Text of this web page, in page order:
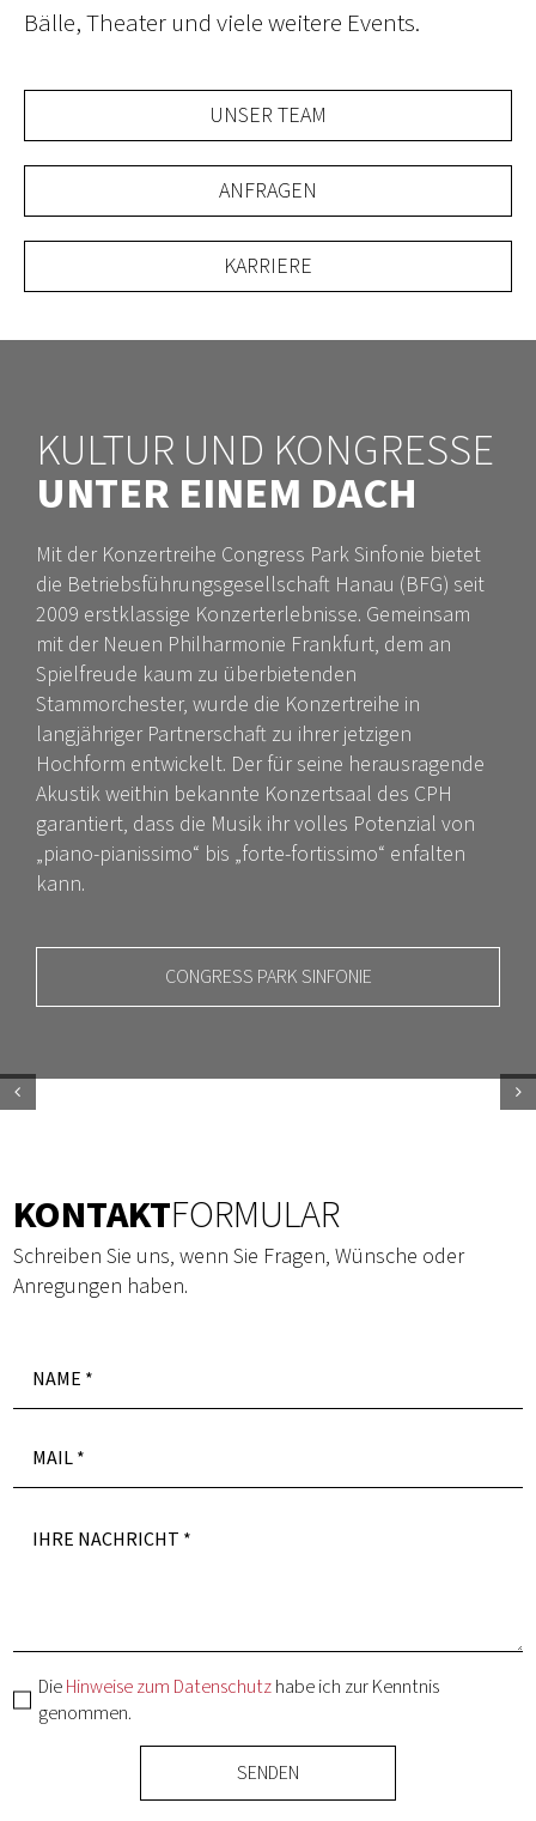
Bälle, Theater und viele weitere Events.
UNSER TEAM
ANFRAGEN
KARRIERE
KULTUR UND KONGRESSE
UNTER EINEM DACH
Mit der Konzertreihe Congress Park Sinfonie bietet
die Betriebsführungsgesellschaft Hanau (BFG) seit
2009 erstklassige Konzerterlebnisse. Gemeinsam
mit der Neuen Philharmonie Frankfurt, dem an
Spielfreude kaum zu überbietenden
Stammorchester, wurde die Konzertreihe in
langjähriger Partnerschaft zu ihrer jetzigen
Hochform entwickelt. Der für seine herausragende
Akustik weithin bekannte Konzertsaal des CPH
garantiert, dass die Musik ihr volles Potenzial von
„piano-pianissimo“ bis „forte-fortissimo“ enfalten
kann.
CONGRESS PARK SINFONIE
KONTAKTFORMULAR
Schreiben Sie uns, wenn Sie Fragen, Wünsche oder
Anregungen haben.
DieHinweise zum Datenschutzhabe ich zur Kenntnis
genommen.
SENDEN